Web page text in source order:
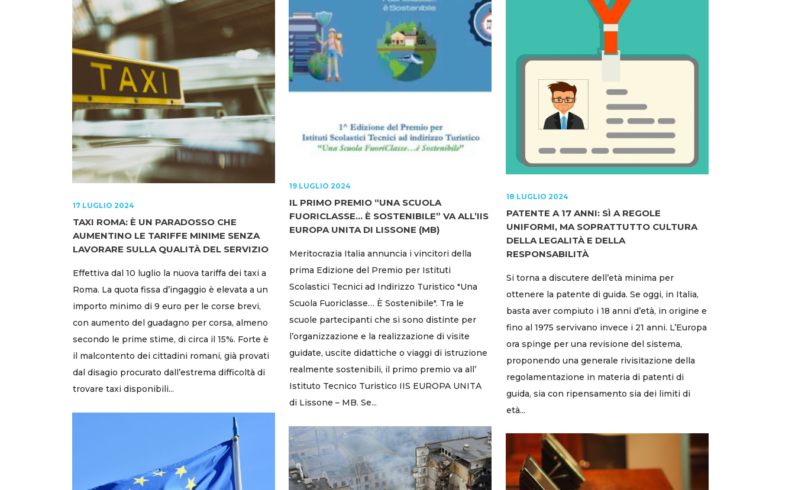
19 LUGLIO 2024
IL PRIMO PREMIO “UNA SCUOLA
FUORICLASSE… È SOSTENIBILE” VA ALL’IIS
EUROPA UNITA DI LISSONE (MB)
Meritocrazia Italia annuncia i vincitori della
prima Edizione del Premio per Istituti
Scolastici Tecnici ad Indirizzo Turistico "Una
Scuola Fuoriclasse… È Sostenibile". Tra le
scuole partecipanti che si sono distinte per
l’organizzazione e la realizzazione di visite
guidate, uscite didattiche o viaggi di istruzione
realmente sostenibili, il primo premio va all’
Istituto Tecnico Turistico IIS EUROPA UNITA
di Lissone – MB. Se...
18 LUGLIO 2024
PATENTE A 17 ANNI: SÌ A REGOLE
UNIFORMI, MA SOPRATTUTTO CULTURA
DELLA LEGALITÀ E DELLA
RESPONSABILITÀ
Si torna a discutere dell’età minima per
ottenere la patente di guida. Se oggi, in Italia,
basta aver compiuto i 18 anni d’età, in origine e
fino al 1975 servivano invece i 21 anni. L’Europa
ora spinge per una revisione del sistema,
proponendo una generale rivisitazione della
regolamentazione in materia di patenti di
guida, sia con ripensamento sia dei limiti di
età...
17 LUGLIO 2024
TAXI ROMA: È UN PARADOSSO CHE
AUMENTINO LE TARIFFE MINIME SENZA
LAVORARE SULLA QUALITÀ DEL SERVIZIO
Effettiva dal 10 luglio la nuova tariffa dei taxi a
Roma. La quota fissa d’ingaggio è elevata a un
importo minimo di 9 euro per le corse brevi,
con aumento del guadagno per corsa, almeno
secondo le prime stime, di circa il 15%. Forte è
il malcontento dei cittadini romani, già provati
dal disagio procurato dall’estrema difficoltà di
trovare taxi disponibili...